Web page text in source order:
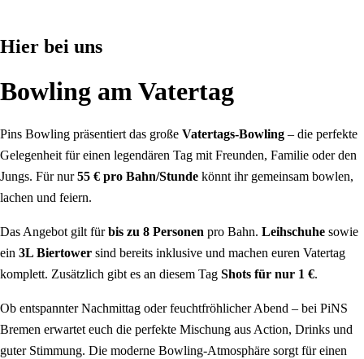
Hier bei uns
Bowling am Vatertag
Pins Bowling präsentiert das große Vatertags-Bowling – die perfekte
Gelegenheit für einen legendären Tag mit Freunden, Familie oder den
Jungs. Für nur55 € pro Bahn/Stunde könnt ihr gemeinsam bowlen,
lachen und feiern.
Das Angebot gilt fürbis zu 8 Personen pro Bahn. Leihschuhe sowie
ein 3L Biertower sind bereits inklusive und machen euren Vatertag
komplett. Zusätzlich gibt es an diesem Tag Shots für nur 1 €.
Ob entspannter Nachmittag oder feuchtfröhlicher Abend – bei PiNS
Bremen erwartet euch die perfekte Mischung aus Action, Drinks und
guter Stimmung. Die moderne Bowling-Atmosphäre sorgt für einen